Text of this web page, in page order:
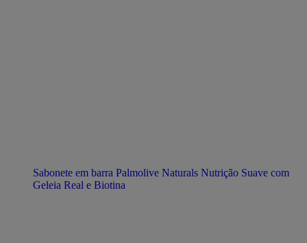
Sabonete em barra Palmolive Naturals Nutrição Suave com
Geleia Real e Biotina